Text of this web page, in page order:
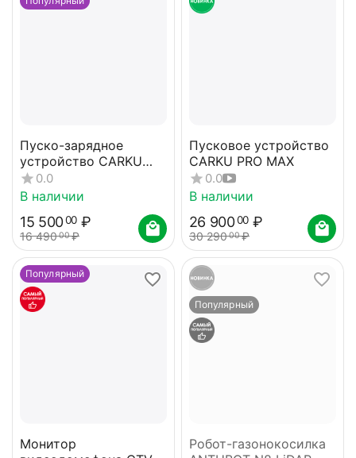
Пуско-зарядное
устройство CARKU
PRO-60
0.0
В наличии
15 50000 ₽
16 49000₽
Пусковое устройство
CARKU PRO MAX
0.0
В наличии
26 90000 ₽
30 29000₽
Популярный
Монитор
Популярный
Робот-газонокосилка